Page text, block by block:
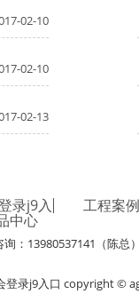
02-10
02-10
02-13
录j9入
中心
工程案例
：13980537141（陈总
登录j9入口 copyright ©